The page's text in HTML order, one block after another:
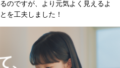
のですが、より元気よく見えるよ
を工夫しました！